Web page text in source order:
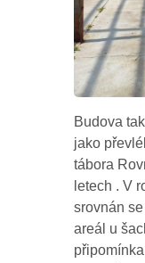
Budova
jako
tábora
letech . V
srovnán
areál u